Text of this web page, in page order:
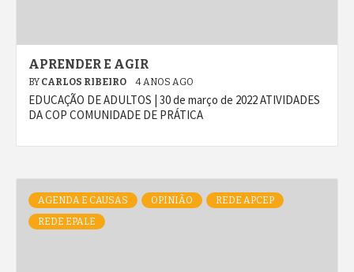
APRENDER E AGIR
BY CARLOS RIBEIRO 4 ANOS AGO
EDUCAÇÃO DE ADULTOS | 30 de março de 2022 ATIVIDADES
DA COP COMUNIDADE DE PRÁTICA
AGENDA E CAUSAS OPINIÃO
REDE APCEP
REDE EPALE